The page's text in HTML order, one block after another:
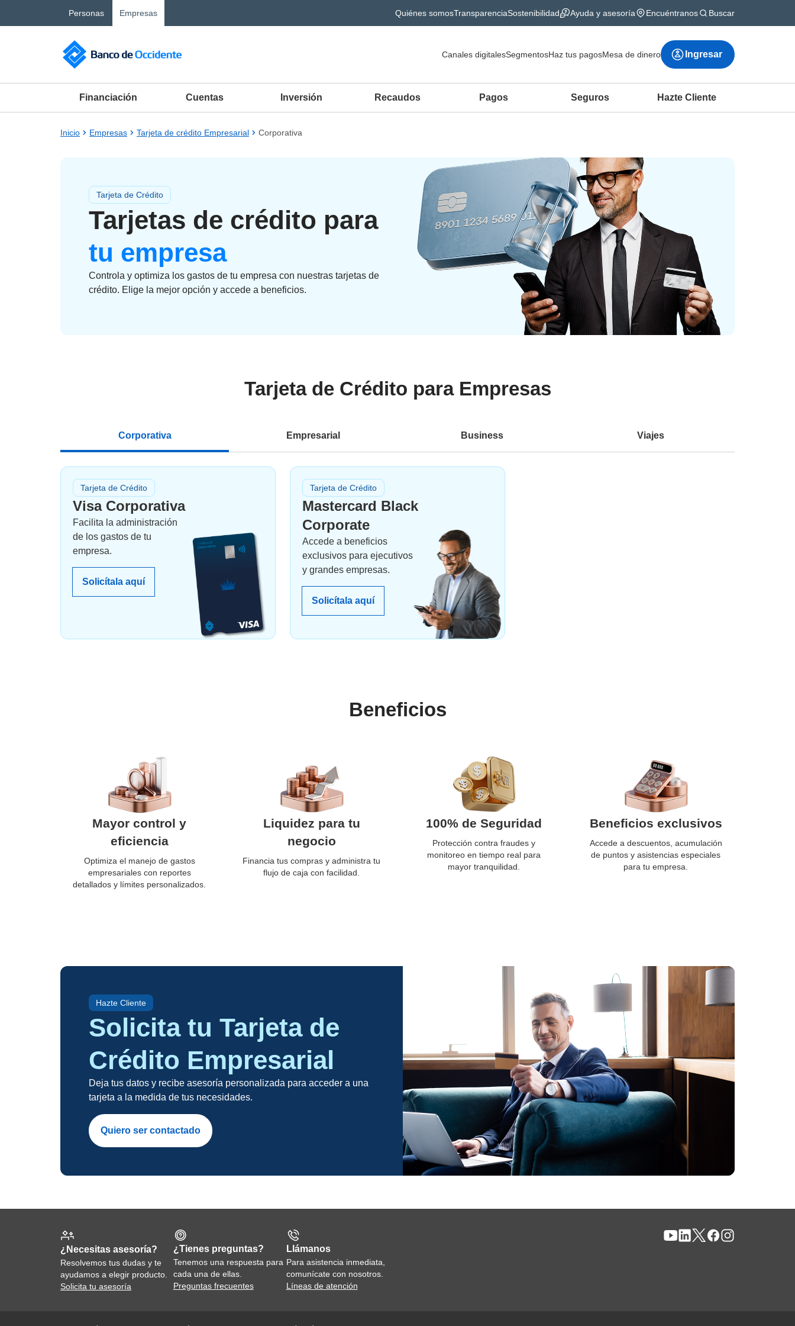
Saltar al contenido principal
Personas Empresas Quiénes somosTransparenciaSostenibilidad Ayuda y asesoría Encuéntranos Buscar
Canales digitalesSegmentosHaz tus pagosMesa de dinero Ingresar
Financiación Cuentas Inversión Recaudos Pagos Seguros Hazte Cliente
Inicio Empresas Tarjeta de crédito Empresarial Corporativa
Tarjeta de Crédito
Tarjetas de crédito para
tu empresa
Controla y optimiza los gastos de tu empresa con nuestras tarjetas de
crédito. Elige la mejor opción y accede a beneficios.
Tarjeta de Crédito para Empresas
Corporativa Empresarial Business Viajes
Tarjeta de Crédito
Visa Corporativa
Facilita la administración
de los gastos de tu
empresa.
Solicítala aquí
Tarjeta de Crédito
Mastercard Black
Corporate
Accede a beneficios
exclusivos para ejecutivos
y grandes empresas.
Solicítala aquí
Beneficios
Mayor control y
eficiencia
Optimiza el manejo de gastos
empresariales con reportes
detallados y límites personalizados.
Liquidez para tu
negocio
Financia tus compras y administra tu
flujo de caja con facilidad.
100% de Seguridad
Protección contra fraudes y
monitoreo en tiempo real para
mayor tranquilidad.
Beneficios exclusivos
Accede a descuentos, acumulación
de puntos y asistencias especiales
para tu empresa.
Hazte Cliente
Solicita tu Tarjeta de
Crédito Empresarial
Deja tus datos y recibe asesoría personalizada para acceder a una
tarjeta a la medida de tus necesidades.
Quiero ser contactado
¿Necesitas asesoría?
Resolvemos tus dudas y te
ayudamos a elegir producto.
Solicita tu asesoría
¿Tienes preguntas?
Tenemos una respuesta para
cada una de ellas.
Preguntas frecuentes
Llámanos
Para asistencia inmediata,
comunícate con nosotros.
Líneas de atención